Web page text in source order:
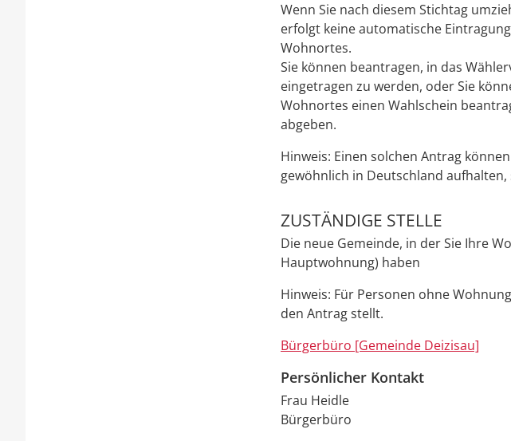
Wenn Sie nach diesem Stichtag
erfolgt keine automatische
Wohnortes.
Sie können beantragen, in das
eingetragen zu werden, oder Sie
Wohnortes einen Wahlschein
abgeben.
Hinweis: Einen solchen Antrag
gewöhnlich in Deutschland aufhalten,
ZUSTÄNDIGE STELLE
Die neue Gemeinde, in der Sie Ihre
Hauptwohnung) haben
Hinweis: Für Personen ohne
den Antrag stellt.
Bürgerbüro [Gemeinde Deizisau]
Persönlicher Kontakt
Frau Heidle
Bürgerbüro